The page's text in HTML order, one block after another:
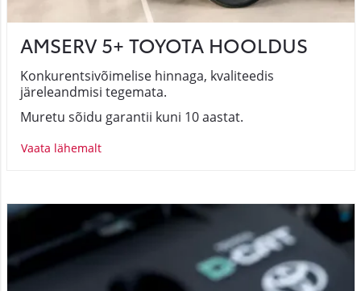
AMSERV 5+ TOYOTA HOOLDUS
Konkurentsivõimelise hinnaga, kvaliteedis
järeleandmisi tegemata.
Muretu sõidu garantii kuni 10 aastat.
Vaata lähemalt